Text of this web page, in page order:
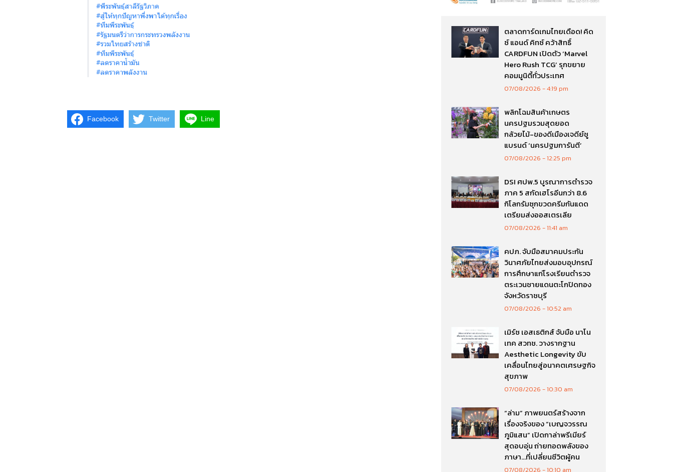
Facebook Twitter Line
ตลาดการ์ดเกมไทยเดือด! คิด
ซ์ แอนด์ คิทซ์ คว้าสิทธิ์
CARDFUN เปิดตัว ‘Marvel
Hero Rush TCG’ รุกขยาย
คอมมูนิตี้ทั่วประเทศ
07/08/2026 4:19 pm
พลิกโฉมสินค้าเกษตร
นครปฐมรวมสุดยอด
กล้วยไม้-ของดีเมืองเจดีย์ชู
แบรนด์ ‘นครปฐมการันตี’
07/08/2026 12:25 pm
DSI ศปพ.5 บูรณาการตำรวจ
ภาค 5 สกัดเฮโรอีนกว่า 8.6
กิโลกรัมซุกขวดครีมกันแดด
เตรียมส่งออสเตรเลีย
07/08/2026 11:41 am
คปภ. จับมือสมาคมประกัน
วินาศภัยไทยส่งมอบอุปกรณ์
การศึกษาแก่โรงเรียนตำรวจ
ตระเวนชายแดนตะโกปิดทอง
จังหวัดราชบุรี
07/08/2026 10:52 am
เมิร์ซ เอสเธติกส์ จับมือ นาโน
เทค สวทช. วางรากฐาน
Aesthetic Longevity ขับ
เคลื่อนไทยสู่อนาคตเศรษฐกิจ
สุขภาพ
07/08/2026 10:30 am
“ล่าม” ภาพยนตร์สร้างจาก
เรื่องจริงของ “เบญจวรรณ
ภูมิแสน” เปิดกาล่าพรีเมียร์
สุดอบอุ่น ถ่ายทอดพลังของ
ภาษา…ที่เปลี่ยนชีวิตผู้คน
07/08/2026 10:10 am